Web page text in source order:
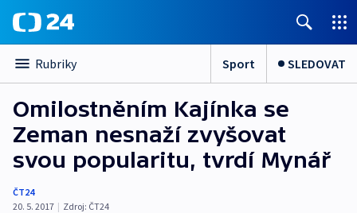
Rubriky Sport SLEDOVAT
Omilostněním Kajínka se
Zeman nesnaží zvyšovat
svou popularitu, tvrdí Mynář
ČT24
20. 5. 2017 | Zdroj: ČT24